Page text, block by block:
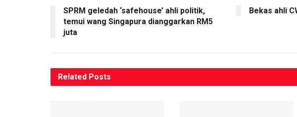
SPRM geledah ‘safehouse’ ahli politik,
temui wang Singapura dianggarkan RM5
juta
Bekas ahli
Related Posts